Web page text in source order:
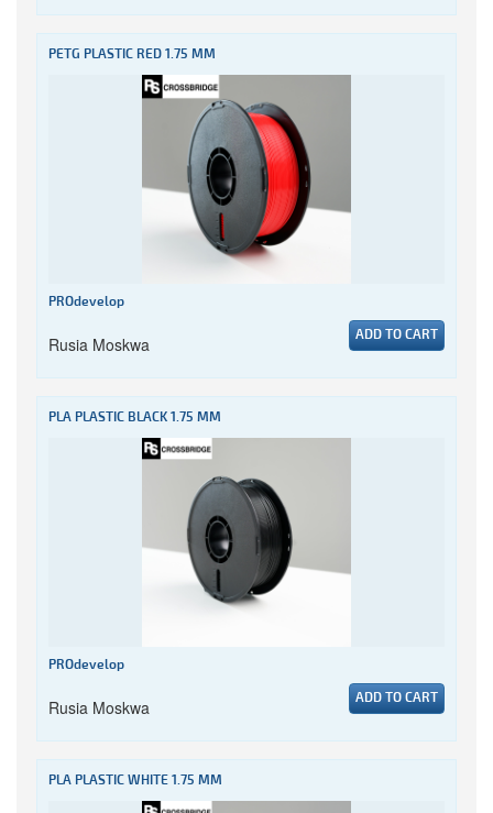
PETG PLASTIC RED 1.75 MM
PROdevelop
Rusia Moskwa ADD TO CART
PLA PLASTIC BLACK 1.75 MM
PROdevelop
Rusia Moskwa ADD TO CART
PLA PLASTIC WHITE 1.75 MM